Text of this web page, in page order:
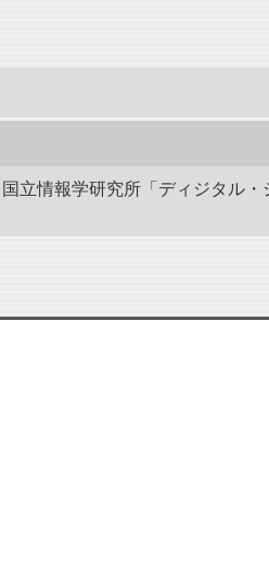
立情報学研究所「ディジタル